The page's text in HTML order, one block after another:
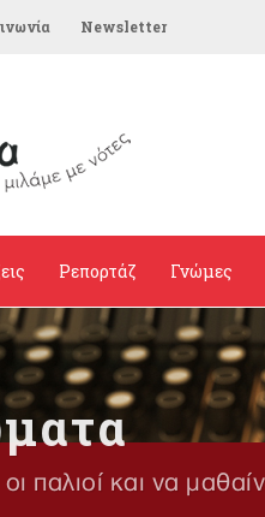
Newsletter
Ρεπορτάζ Γνώμες
παλιοί και να